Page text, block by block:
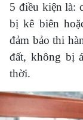
5 điều kiện là:
bị kê biên
đảm bảo thi
đất, không bị
thời.